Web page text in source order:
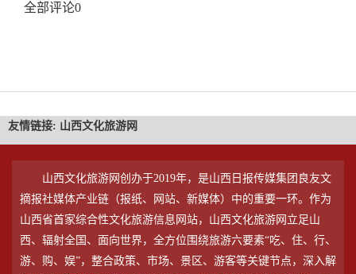
全部评论0
友情链接: 山西文化旅游网
山西文化旅游网创办于2019年，是山西日报传媒集团良友文
摘报社媒体产业链（报纸、网站、新媒体）中的重要一环。作为
山西省首家综合性文化旅游信息网站，山西文化旅游网立足山
西、辐射全国、面向世界，全方位围绕旅游六要素“吃、住、行、
游、购、娱”，整合政策、市场、景区、游客等关键节点，深入解